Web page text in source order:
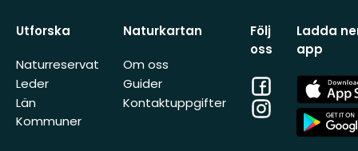
Utforska
Naturreservat
Leder
Län
Kommuner
Naturkartan
Om oss
Guider
Kontaktuppgifter
Följ
oss
Facebook
Instagram
Ladda
app
App
Store
App
Store